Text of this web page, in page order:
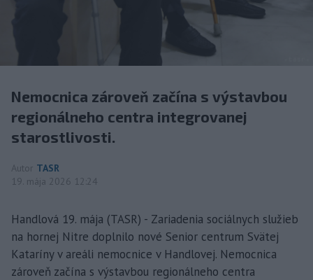
Nemocnica zároveň začína s výstavbou
regionálneho centra integrovanej
starostlivosti.
Autor TASR
19. mája 2026 12:24
Handlová 19. mája (TASR) - Zariadenia sociálnych služieb
na hornej Nitre doplnilo nové Senior centrum Svätej
Kataríny v areáli nemocnice v Handlovej. Nemocnica
zároveň začína s výstavbou regionálneho centra